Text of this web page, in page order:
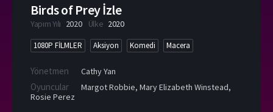
Birds of Prey İzle
Yapım Yılı 2020 Ülke 2020
1080P FİLMLER Aksiyon Komedi Macera
Yönetmen Cathy Yan
Oyuncular Margot Robbie, Mary Elizabeth Winstead,
Rosie Perez